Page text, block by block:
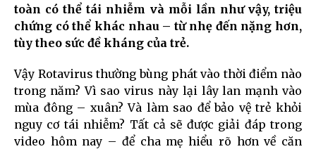
toàn có thể tái nhiễm và mỗi lần như vậy, triệu
chứng có thể khác nhau – từ nhẹ đến nặng hơn,
tùy theo sức đề kháng của trẻ.
Vậy Rotavirus thườngbùng phát vào thời điểm nào
trong năm? Vì sao virus này lại lây lan mạnh vào
mùa đông – xuân? Và làm sao để bảo vệ trẻ khỏi
nguy cơ tái nhiễm? Tất cả sẽ được giải đáp trong
video hôm nay – để cha mẹ hiểu rõ hơn về căn